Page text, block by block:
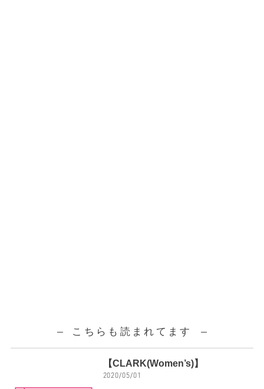
こちらも読まれてます
【CLARK(Women’s)】
2020/05/01